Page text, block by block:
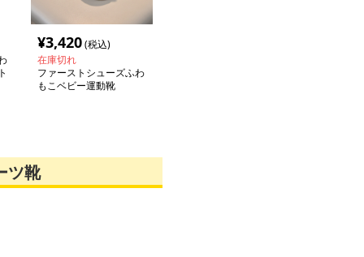
¥3,420(税込)
在庫切れ
ファーストシューズふわ
もこベビー運動靴
ツ靴